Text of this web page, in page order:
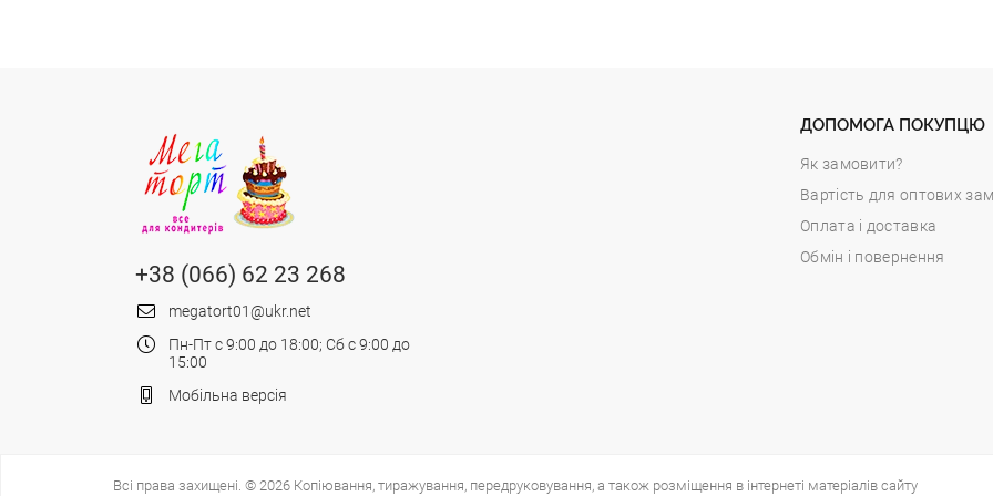
+38 (066) 62 23 268
megatort01@ukr.net
Пн-Пт с 9:00 до 18:00; Сб с 9:00 до
15:00
Мобільна версія
ДОПОМОГА ПОКУПЦЮ
Як замовити?
Вартість для оптових
Оплата і доставка
Обмін і повернення
Всі права захищені. © 2026 Копіювання, тиражування, передруковування, а також розміщення в інтернеті матеріалів сайту